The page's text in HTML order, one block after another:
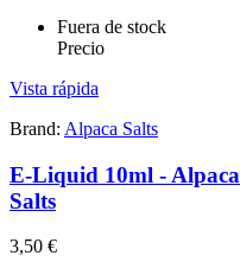
Fuera de stock
Precio
Vista rápida
Brand: Alpaca Salts
E-Liquid 10ml - Alpaca
Salts
3,50 €